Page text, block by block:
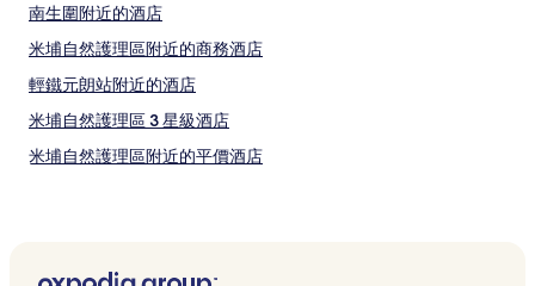
南生圍附近的酒店
米埔自然護理區附近的商務酒店
輕鐵元朗站附近的酒店
米埔自然護理區 3 星級酒店
米埔自然護理區附近的平價酒店